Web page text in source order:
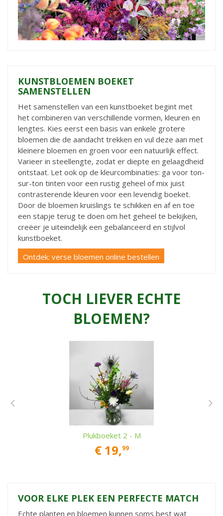
KUNSTBLOEMEN BOEKET
SAMENSTELLEN
Het samenstellen van een kunstboeket begint met
het combineren van verschillende vormen, kleuren en
lengtes. Kies eerst een basis van enkele grotere
bloemen die de aandacht trekken en vul deze aan met
kleinere bloemen en groen voor een natuurlijk effect.
Varieer in steellengte, zodat er diepte en gelaagdheid
ontstaat. Let ook op de kleurcombinaties: ga voor ton-
sur-ton tinten voor een rustig geheel of mix juist
contrasterende kleuren voor een levendig boeket.
Door de bloemen kruislings te schikken en af en toe
een stapje terug te doen om het geheel te bekijken,
creëer je uiteindelijk een gebalanceerd en stijlvol
kunstboeket.
Ontdek: verse bloemen online bestellen
TOCH LIEVER ECHTE
BLOEMEN?
Plukboeket 2 - M
€ 19,99
VOOR ELKE PLEK EEN PERFECTE MATCH
Echte planten en bloemen kunnen soms best wat